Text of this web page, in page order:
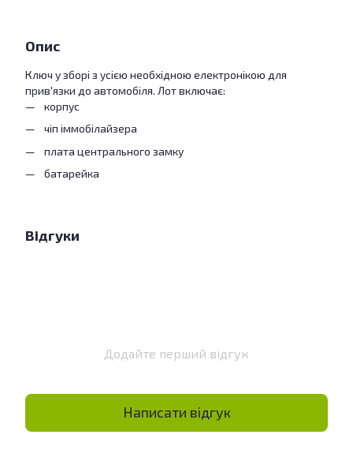
Опис
Ключ у зборі з усією необхідною електронікою для
прив'язки до автомобіля. Лот включає:
корпус
чіп іммобілайзера
плата центрального замку
батарейка
Відгуки
Додайте перший відгук
Написати відгук